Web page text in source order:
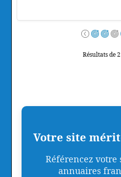
Résultats de
Votre site
Référencez votre
annuaires